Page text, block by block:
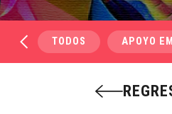
TODOS APOYO